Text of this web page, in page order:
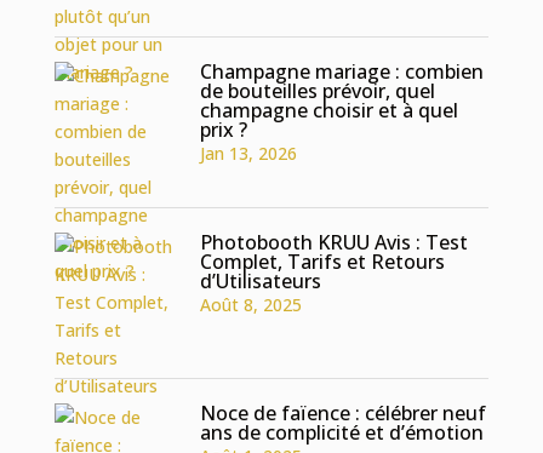
Champagne mariage : combien
de bouteilles prévoir, quel
champagne choisir et à quel
prix ?
Jan 13, 2026
Photobooth KRUU Avis : Test
Complet, Tarifs et Retours
d’Utilisateurs
Août 8, 2025
Noce de faïence : célébrer neuf
ans de complicité et d’émotion